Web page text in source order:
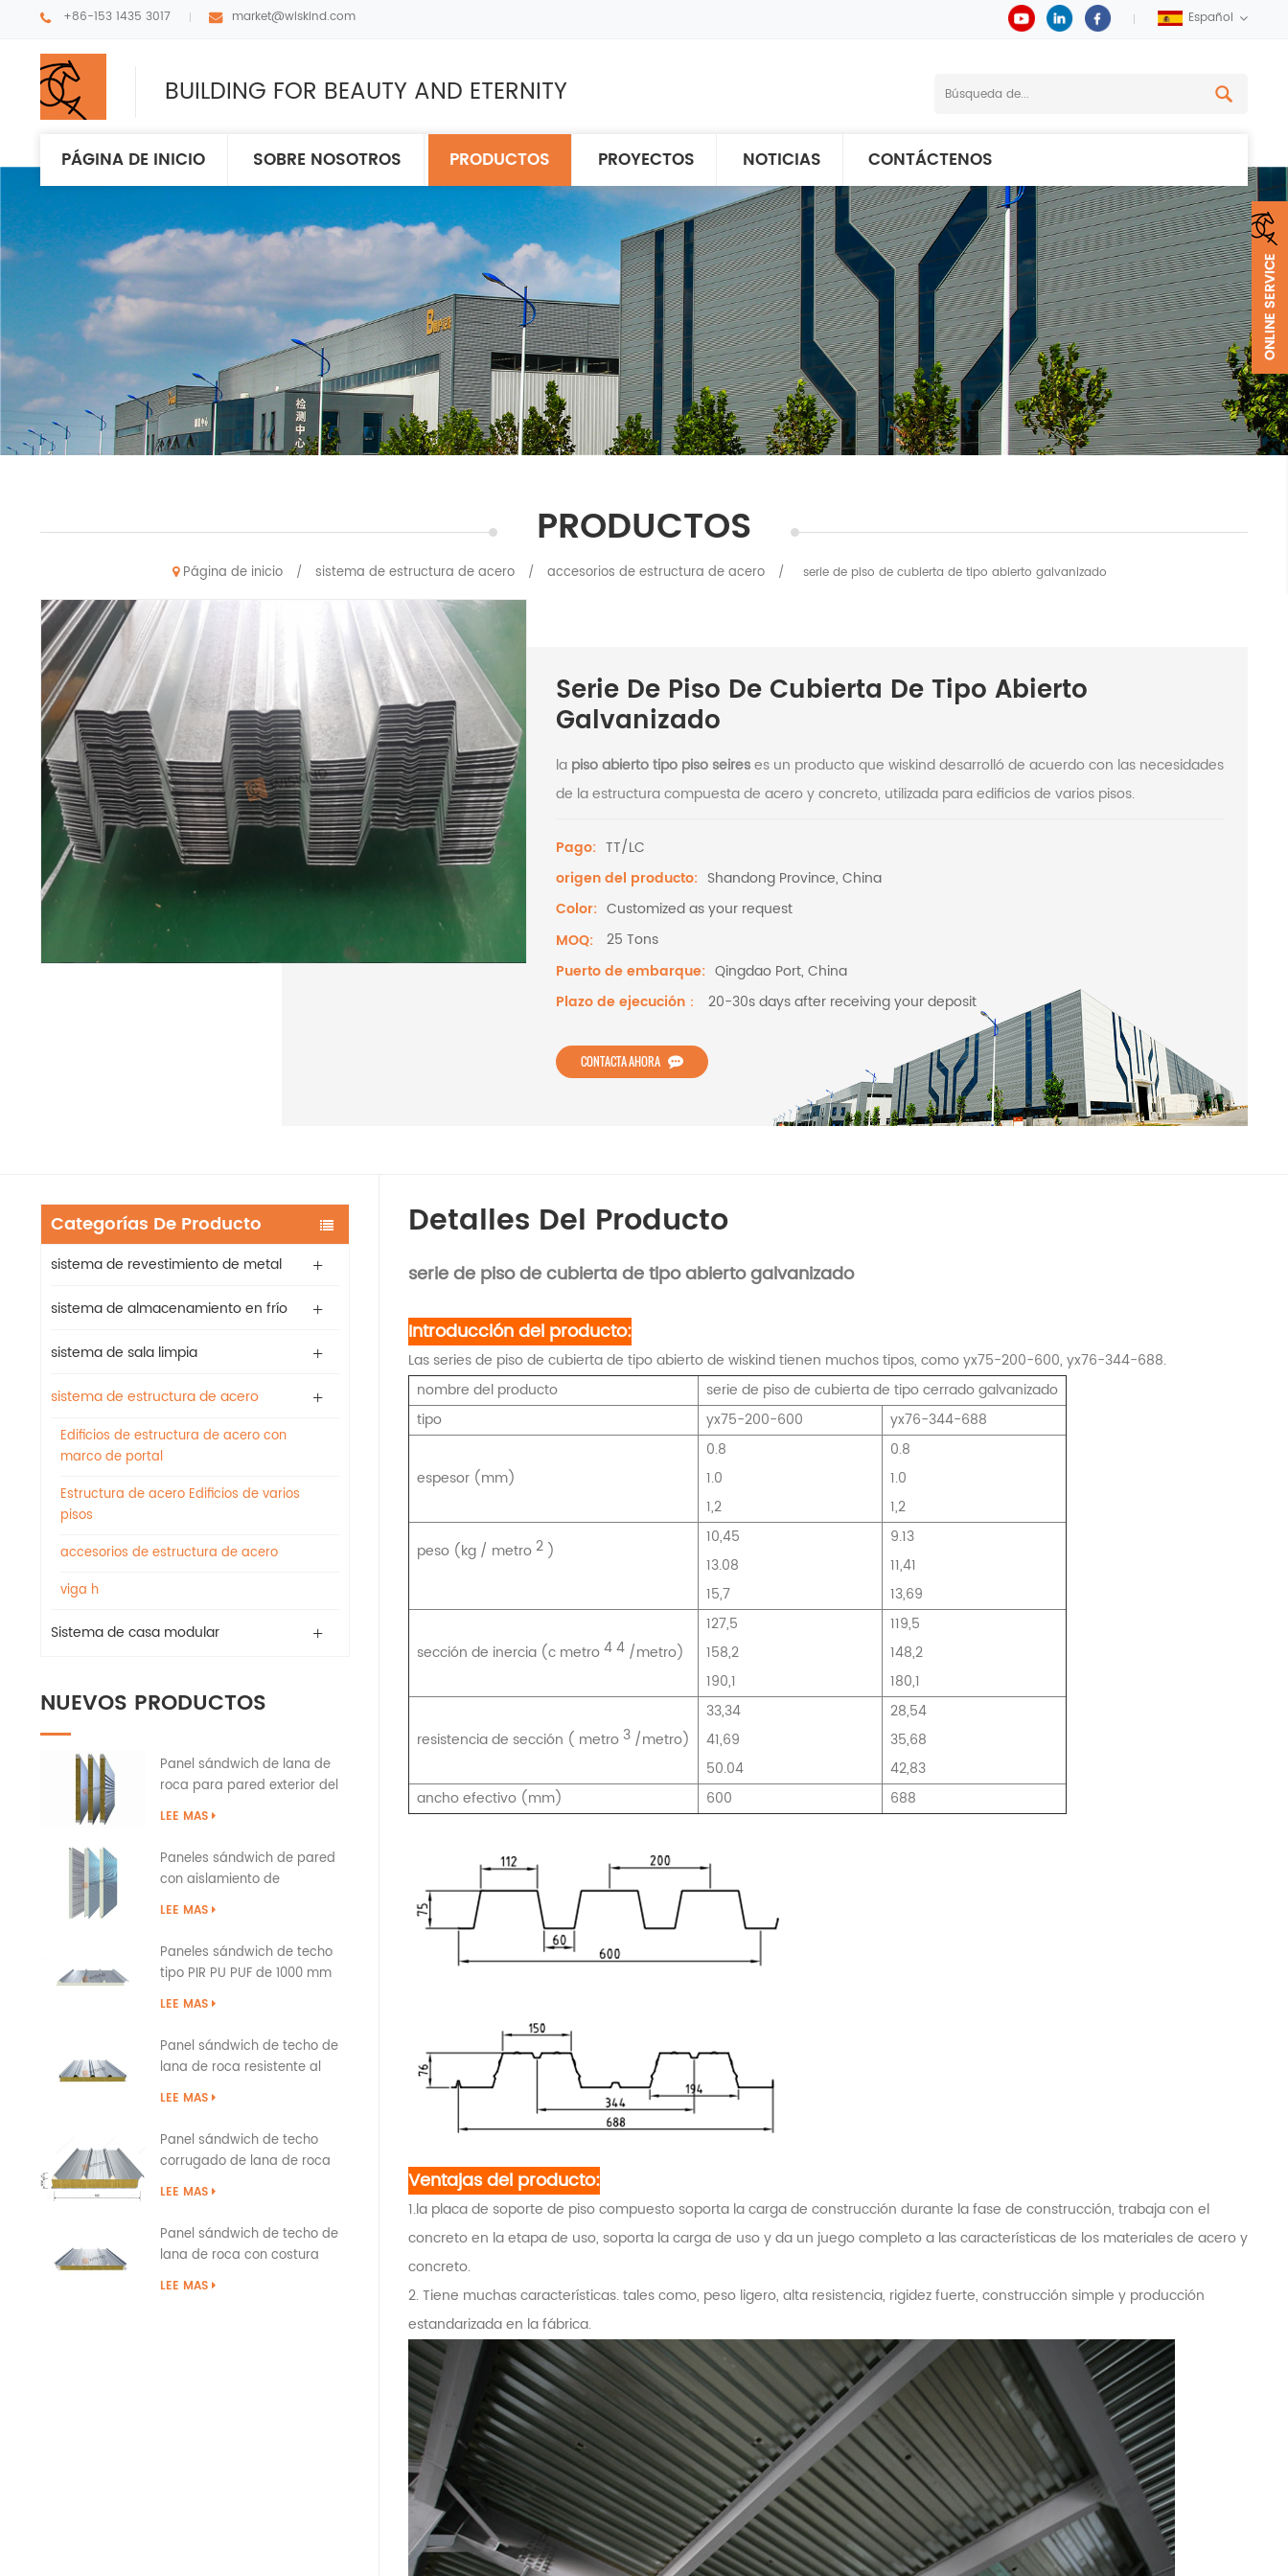
+86-153 1435 3017 market@wiskind.com Español
BUILDING FOR BEAUTY AND ETERNITY
PÁGINA DE INICIO SOBRE NOSOTROS PRODUCTOS PROYECTOS NOTICIAS CONTÁCTENOS
PRODUCTOS
Página de inicio / sistema de estructura de acero / accesorios de estructura de acero / serie de piso de cubierta de tipo abierto galvanizado
Serie De Piso De Cubierta De Tipo Abierto
Galvanizado
lapiso abierto tipo piso seireses un producto que wiskind desarrolló de acuerdo con las necesidades
de la estructura compuesta de acero y concreto, utilizada para edificios de varios pisos.
Pago: TT/LC
origen del producto: Shandong Province, China
Color: Customized as your request
MOQ:
25 Tons
Puerto de embarque: Qingdao Port, China
Plazo de ejecución：
20-30s days after receiving your deposit
CONTACTA AHORA
Categorías De Producto
sistema de revestimiento de metal
sistema de almacenamiento en frío
sistema de sala limpia
sistema de estructura de acero
Edificios de estructura de acero con
marco de portal
Estructura de acero Edificios de varios
pisos
accesorios de estructura de acero
viga h
Sistema de casa modular
NUEVOS PRODUCTOS
Panel sándwich de lana de
roca para pared exterior del
edificio con sellado de bordes
LEE MAS
Paneles sándwich de pared
con aislamiento de
poliuretano PIR PUR PU
LEE MAS
Paneles sándwich de techo
tipo PIR PU PUF de 1000 mm
sobre solapa
LEE MAS
Panel sándwich de techo de
lana de roca resistente al
fuego con tapa a presión
LEE MAS
Panel sándwich de techo
corrugado de lana de roca
tipo superposición
LEE MAS
Panel sándwich de techo de
lana de roca con costura
permanente con sellado de
LEE MAS
Detalles Del Producto
serie de piso de cubierta de tipo abierto galvanizado
Introducción del producto:
Las series de piso de cubierta de tipo abierto de wiskind tienen muchos tipos, como yx75-200-600, yx76-344-688.
nombre del producto
serie de piso de cubierta de tipo cerrado galvanizado
tipo
yx75-200-600 yx76-344-688
espesor (mm)
0.8
1.0
1,2
0.8
1.0
1,2
peso (kg / metro2)
10,45
13.08
15,7
9.13
11,41
13,69
sección de inercia (cmetro4 4/metro)
127,5
158,2
190,1
119,5
148,2
180,1
resistencia de sección ( metro3/metro)
33,34
41,69
50.04
28,54
35,68
42,83
ancho efectivo (mm)
600 688
Ventajas del producto:
1.la placa de soporte de piso compuesto soporta la carga de construcción durante la fase de construcción, trabaja con el
concreto en la etapa de uso, soporta la carga de uso y da un juego completo a las características de los materiales de acero y
concreto.
2. Tiene muchas características. tales como, peso ligero, alta resistencia, rigidez fuerte, construcción simple y producción
estandarizada en la fábrica.